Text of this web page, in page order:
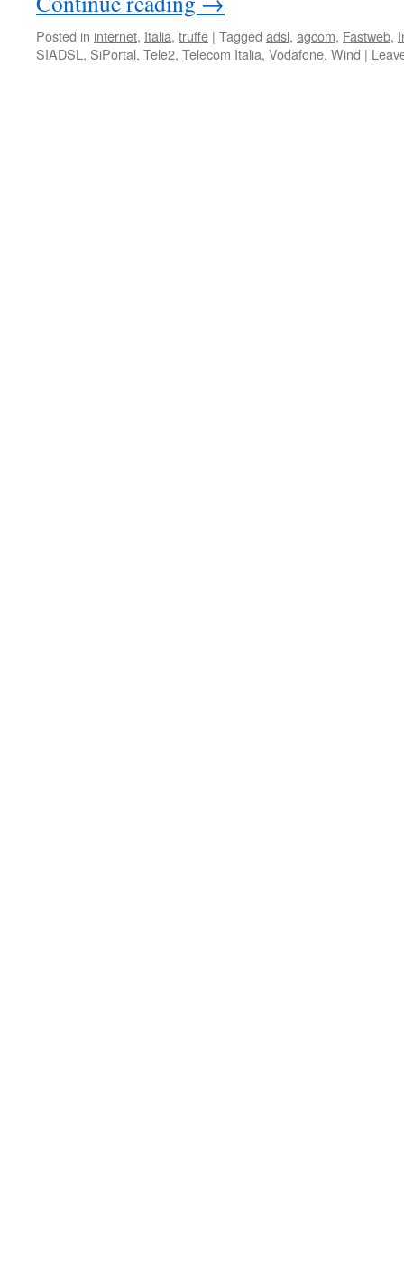
Posted in internet, Italia, truffe | Tagged adsl, agcom, Fastweb,
SIADSL , SiPortal, Tele2, Telecom Italia, Vodafone, Wind |